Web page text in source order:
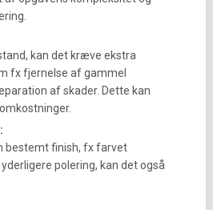
kan det kræve ekstra
fx fjernelse af gammel
af skader. Dette kan
bestemt finish, fx farvet
polering, kan det også